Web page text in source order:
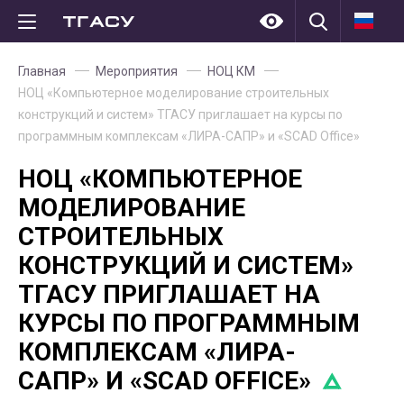
Главная Мероприятия
НОЦ КМ
НОЦ «Компьютерное моделирование строительных
конструкций и систем» ТГАСУ приглашает на курсы по
программным комплексам «ЛИРА-САПР» и «SCAD Office»
НОЦ «КОМПЬЮТЕРНОЕ
МОДЕЛИРОВАНИЕ
СТРОИТЕЛЬНЫХ
КОНСТРУКЦИЙ И СИСТЕМ»
ТГАСУ ПРИГЛАШАЕТ НА
КУРСЫ ПО ПРОГРАММНЫМ
КОМПЛЕКСАМ «ЛИРА-
САПР» И «SCAD OFFICE»